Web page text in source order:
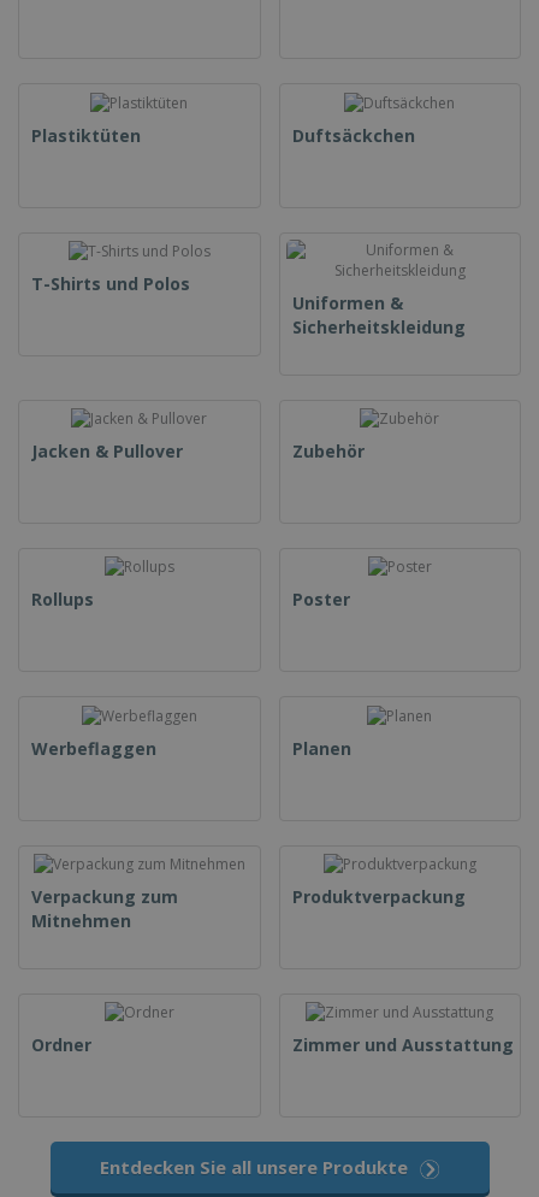
Plastiktüten Duftsäckchen
T-Shirts und Polos
Uniformen &
Sicherheitskleidung
Jacken & Pullover Zubehör
Rollups Poster
Werbeflaggen Planen
Verpackung zum
Mitnehmen
Produktverpackung
Ordner Zimmer und Ausstattung
Entdecken Sie all unsere Produkte